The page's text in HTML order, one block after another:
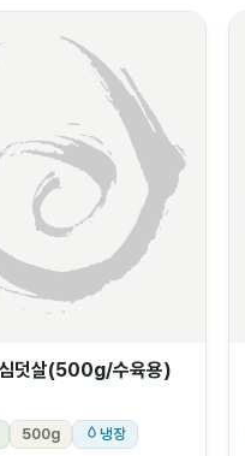
덧살(500g/수육용)
500g 냉장